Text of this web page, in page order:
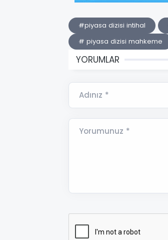
#piyasa dizisi intihal
# piyasa dizisi mahkeme
YORUMLAR
Adınız *
Yorumunuz *